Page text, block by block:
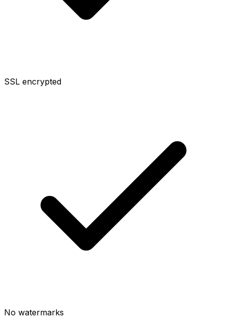
SSL encrypted
No watermarks